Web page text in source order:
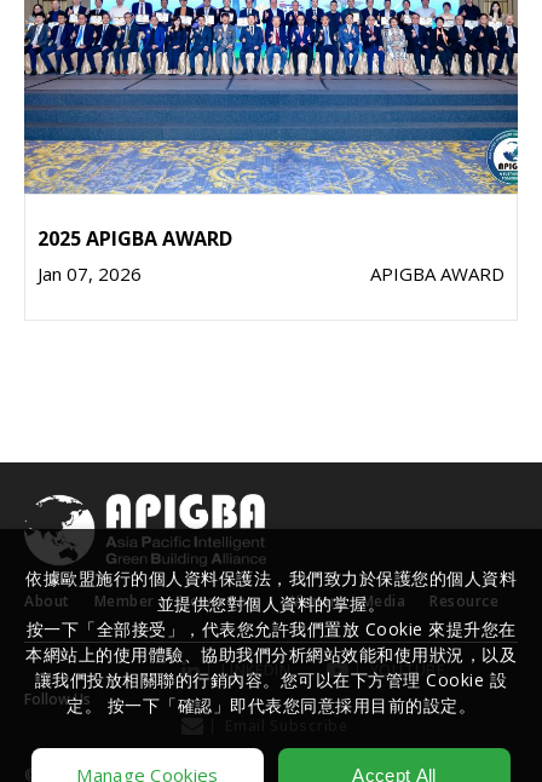
2025 APIGBA AWARD
Jan 07, 2026 APIGBA AWARD
About Member Newsroom Winner Media Resource
Follow Us
LINKEDIN YOUTUBE
© TIBA. |
Submit
依據歐盟施行的個人資料保護法，我們致力於保護您的個人資料
並提供您對個人資料的掌握。
按一下「全部接受」，代表您允許我們置放 Cookie 來提升您在
本網站上的使用體驗、協助我們分析網站效能和使用狀況，以及
讓我們投放相關聯的行銷內容。您可以在下方管理 Cookie 設
定。 按一下「確認」即代表您同意採用目前的設定。
Manage Cookies Accept All